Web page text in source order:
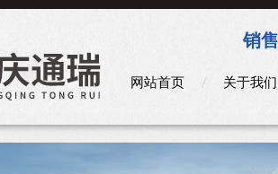
销
网站首页 关于我们